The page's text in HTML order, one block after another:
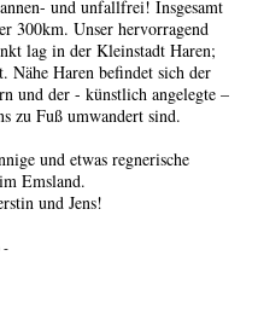
und unfallfrei! Insgesamt
300km. Unser hervorragend
lag in der Kleinstadt Haren;
Nähe Haren befindet sich der
und der - künstlich angelegte –
zu Fuß umwandert sind.
und etwas regnerische
Emsland.
und Jens!
-